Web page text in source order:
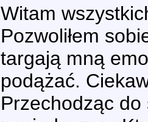
Witam
Pozwoliłem
targają mną
podążać.
Przechodząc